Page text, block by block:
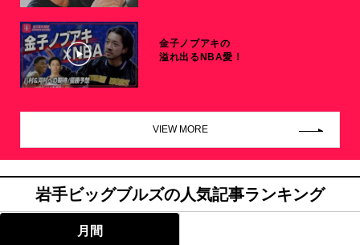
金子ノブアキの
溢れ出るNBA愛！
VIEW MORE
岩手ビッグブルズの人気記事ランキング
月間